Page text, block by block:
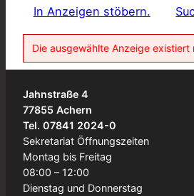
In Anzeigen stöbern.
Die ausgewählte Anzeige existiert
Jahnstraße 4
77855 Achern
Tel. 07841 2024-0
Sekretariat Öffnungszeiten
Montag bis Freitag
08:00 – 12:00
Dienstag und Donnerstag